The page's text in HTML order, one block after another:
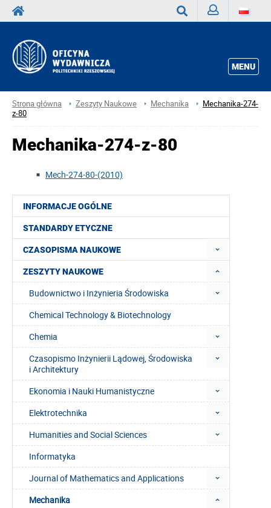
MENU
Strona główna Zeszyty Naukowe Mechanika
Mechanika-274-
z-80
INFORMACJE OGÓLNE
STANDARDY ETYCZNE
CZASOPISMA NAUKOWE
ZESZYTY NAUKOWE
Budownictwo i Inżynieria Środowiska
Chemical Technology & Biotechnology
Chemia
Czasopismo Inżynierii Lądowej, Środowiska
i Architektury
Ekonomia i Nauki Humanistyczne
Elektrotechnika
Humanities and Social Sciences
Informatyka
Journal of Mathematics and Applications
Mechanika
Mechanika-274-z-80
Mech-274-80-(2010)